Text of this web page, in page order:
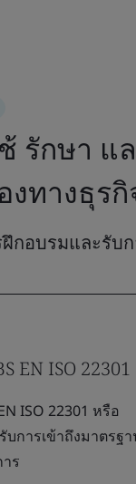
รักษา แ
ทางธุรกิ
อบรมและรับก
EN ISO 22301
ISO 22301 หรือ
บการเข้าถึงมาตรฐ
ร